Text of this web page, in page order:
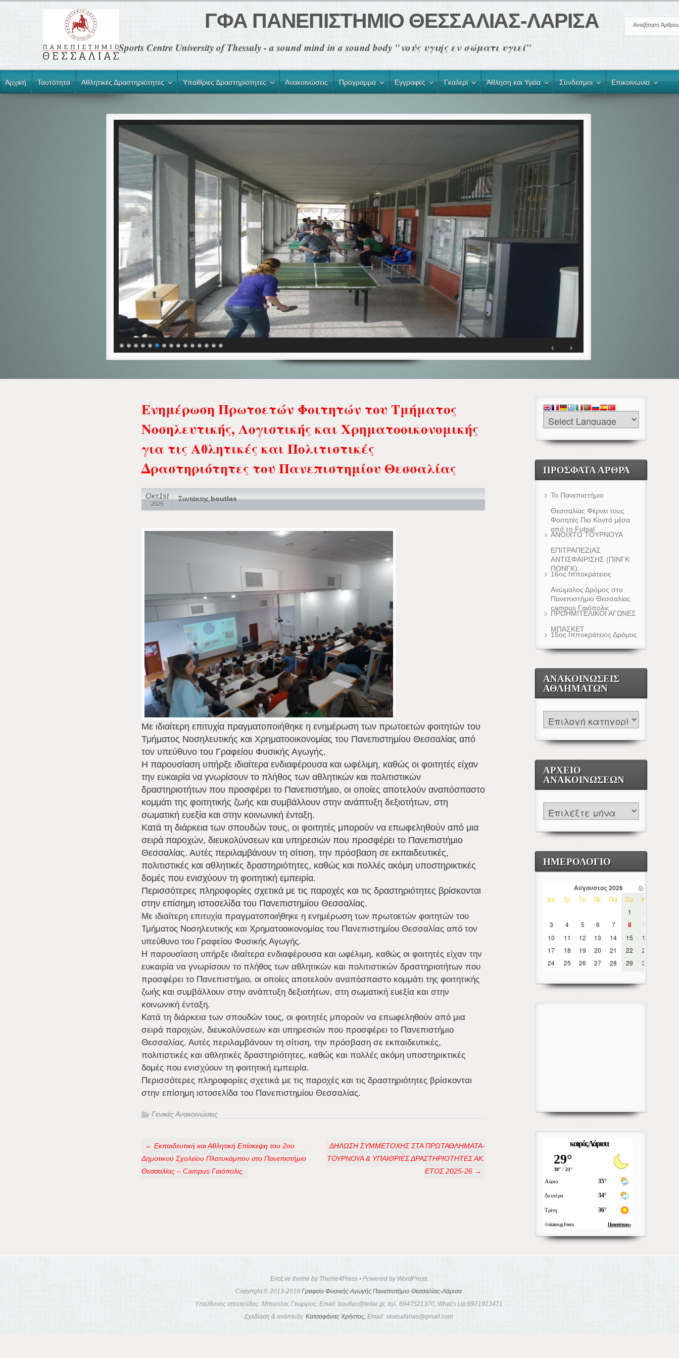
ΓΦΑ ΠΑΝΕΠΙΣΤΗΜΙΟ ΘΕΣΣΑΛΙΑΣ-ΛΑΡΙΣΑ
Sports Centre University of Thessaly - a sound mind in a sound body "νούς υγιής εν σώματι υγιεί"
Αρχική Ταυτότητα Αθλητικές Δραστηριότητες Υπαίθριες Δραστηριότητες Ανακοινώσεις Πρόγραμμα Εγγραφές Γκαλερί Άθληση και Υγεία Σύνδεσμοι Επικοινωνία
ΠΡΌΣΦΑΤΑ ΆΡΘΡΑ
Το Πανεπιστήμιο
ΑΝΟΙΧΤΟ ΤΟΥΡΝΟΥΑ
16ος Ιπποκράτειος
ΠΡΟΗΜΙΤΕΛΙΚΟΙ ΑΓΩΝΕΣ
15ος Ιπποκράτειος Δρόμος
ΑΝΑΚΟΙΝΏΣΕΙΣ
ΑΘΛΗΜΆΤΩΝ
ΑΡΧΕΊΟ
ΑΝΑΚΟΙΝΏΣΕΩΝ
ΗΜΕΡΟΛΟΓΙΟ
καιρός Λάρισα
Ενημέρωση Πρωτοετών Φοιτητών του Τμήματος
Νοσηλευτικής, Λογιστικής και Χρηματοοικονομικής
για τις Αθλητικές και Πολιτιστικές
Δραστηριότητες του Πανεπιστημίου Θεσσαλίας
Οκτ1st
2025
Συντάκτηςboutlas
Με ιδιαίτερη επιτυχία πραγματοποιήθηκε η ενημέρωση των πρωτοετών φοιτητών του
Τμήματος Νοσηλευτικής και Χρηματοοικονομίας του Πανεπιστημίου Θεσσαλίας από
τον υπεύθυνο του Γραφείου Φυσικής Αγωγής.
Η παρουσίαση υπήρξε ιδιαίτερα ενδιαφέρουσα και ωφέλιμη, καθώς οι φοιτητές είχαν
την ευκαιρία να γνωρίσουν το πλήθος των αθλητικών και πολιτιστικών
δραστηριοτήτων που προσφέρει το Πανεπιστήμιο, οι οποίες αποτελούν αναπόσπαστο
κομμάτι της φοιτητικής ζωής και συμβάλλουν στην ανάπτυξη δεξιοτήτων, στη
σωματική ευεξία και στην κοινωνική ένταξη.
Κατά τη διάρκεια των σπουδών τους, οι φοιτητές μπορούν να επωφεληθούν από μια
σειρά παροχών, διευκολύνσεων και υπηρεσιών που προσφέρει το Πανεπιστήμιο
Θεσσαλίας. Αυτές περιλαμβάνουν τη σίτιση, την πρόσβαση σε εκπαιδευτικές,
πολιτιστικές και αθλητικές δραστηριότητες, καθώς και πολλές ακόμη υποστηρικτικές
δομές που ενισχύουν τη φοιτητική εμπειρία.
Περισσότερες πληροφορίες σχετικά με τις παροχές και τις δραστηριότητες βρίσκονται
στην επίσημη ιστοσελίδα του Πανεπιστημίου Θεσσαλίας.
Με ιδιαίτερη επιτυχία πραγματοποιήθηκε η ενημέρωση των πρωτοετών φοιτητών του
Τμήματος Νοσηλευτικής και Χρηματοοικονομίας του Πανεπιστημίου Θεσσαλίας από τον
υπεύθυνο του Γραφείου Φυσικής Αγωγής.
Η παρουσίαση υπήρξε ιδιαίτερα ενδιαφέρουσα και ωφέλιμη, καθώς οι φοιτητές είχαν την
ευκαιρία να γνωρίσουν το πλήθος των αθλητικών και πολιτιστικών δραστηριοτήτων που
προσφέρει το Πανεπιστήμιο, οι οποίες αποτελούν αναπόσπαστο κομμάτι της φοιτητικής
ζωής και συμβάλλουν στην ανάπτυξη δεξιοτήτων, στη σωματική ευεξία και στην
κοινωνική ένταξη.
Κατά τη διάρκεια των σπουδών τους, οι φοιτητές μπορούν να επωφεληθούν από μια
σειρά παροχών, διευκολύνσεων και υπηρεσιών που προσφέρει το Πανεπιστήμιο
Θεσσαλίας. Αυτές περιλαμβάνουν τη σίτιση, την πρόσβαση σε εκπαιδευτικές,
πολιτιστικές και αθλητικές δραστηριότητες, καθώς και πολλές ακόμη υποστηρικτικές
δομές που ενισχύουν τη φοιτητική εμπειρία.
Περισσότερες πληροφορίες σχετικά με τις παροχές και τις δραστηριότητες βρίσκονται
στην επίσημη ιστοσελίδα του Πανεπιστημίου Θεσσαλίας.
Γενικές Ανακοινώσεις
← Εκπαιδευτική και Αθλητική Επίσκεψη του 2ου
Δημοτικού Σχολείου Πλατυκάμπου στο Πανεπιστήμιο
Θεσσαλίας – Campus Γαιόπολις.
ΔΗΛΩΣΗ ΣΥΜΜΕΤΟΧΗΣ ΣΤΑ ΠΡΩΤΑΘΛΗΜΑΤΑ-
ΤΟΥΡΝΟΥΑ & ΥΠΑΙΘΡΙΕΣ ΔΡΑΣΤΗΡΙΟΤΗΤΕΣ ΑΚ.
ΕΤΟΣ 2025-26 →
EvoLve theme by Theme4Press • Powered by WordPress
Copyright © 2013-2019 Γραφείο Φυσικής Αγωγής Πανεπιστήμιο Θεσσαλίας-Λάρισα
Υπεύθυνος ιστοσελίδας: Μπούτλας Γεώργιος, Email: boutlas@teilar.gr, τηλ. 6947521370, What’s Up:6971913471
Σχεδίαση & ανάπτυξη: Κατσαφάνας Χρήστος, Email: xkatsafanas@gmail.com